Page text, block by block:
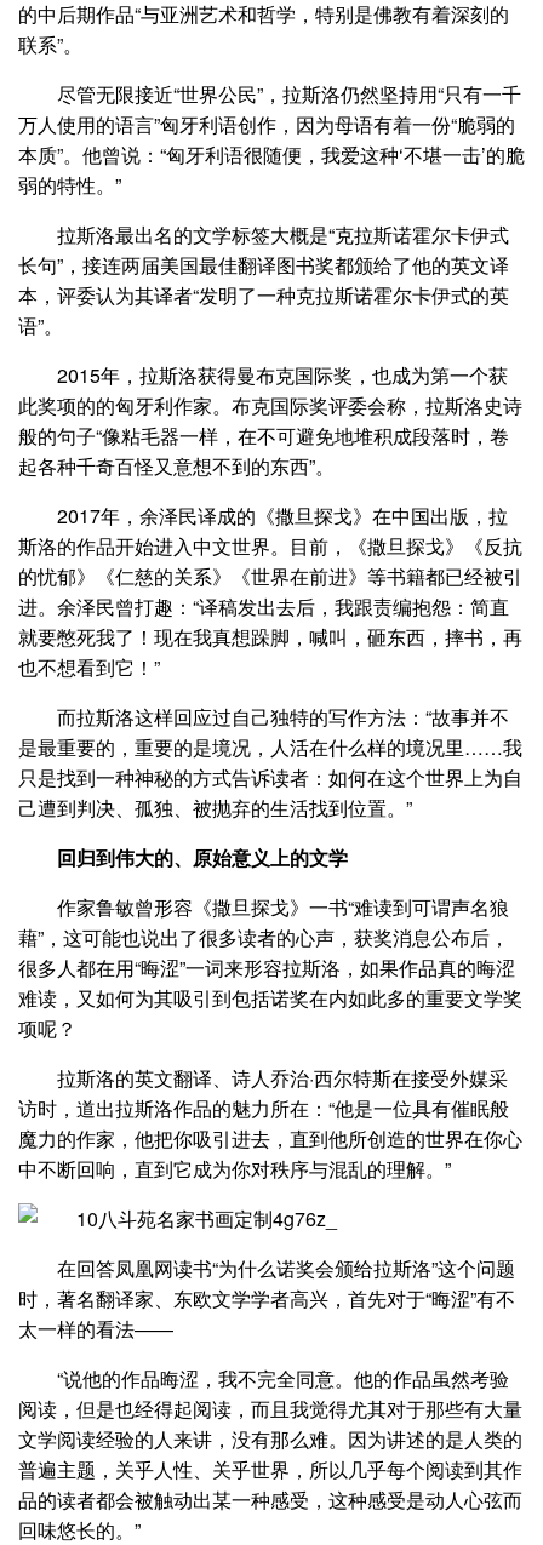
的中后期作品“与亚洲艺术和哲学，特别是佛教有着深刻的
联系”。
尽管无限接近“世界公民”，拉斯洛仍然坚持用“只有一千
万人使用的语言”匈牙利语创作，因为母语有着一份“脆弱的
本质”。他曾说：“匈牙利语很随便，我爱这种‘不堪一击’的脆
弱的特性。”
拉斯洛最出名的文学标签大概是“克拉斯诺霍尔卡伊式
长句”，接连两届美国最佳翻译图书奖都颁给了他的英文译
本，评委认为其译者“发明了一种克拉斯诺霍尔卡伊式的英
语”。
2015年，拉斯洛获得曼布克国际奖，也成为第一个获
此奖项的的匈牙利作家。布克国际奖评委会称，拉斯洛史诗
般的句子“像粘毛器一样，在不可避免地堆积成段落时，卷
起各种千奇百怪又意想不到的东西”。
2017年，余泽民译成的《撒旦探戈》在中国出版，拉
斯洛的作品开始进入中文世界。目前，《撒旦探戈》《反抗
的忧郁》《仁慈的关系》《世界在前进》等书籍都已经被引
进。余泽民曾打趣：“译稿发出去后，我跟责编抱怨：简直
就要憋死我了！现在我真想跺脚，喊叫，砸东西，摔书，再
也不想看到它！”
而拉斯洛这样回应过自己独特的写作方法：“故事并不
是最重要的，重要的是境况，人活在什么样的境况里……我
只是找到一种神秘的方式告诉读者：如何在这个世界上为自
己遭到判决、孤独、被抛弃的生活找到位置。”
回归到伟大的、原始意义上的文学
作家鲁敏曾形容《撒旦探戈》一书“难读到可谓声名狼
藉”，这可能也说出了很多读者的心声，获奖消息公布后，
很多人都在用“晦涩”一词来形容拉斯洛，如果作品真的晦涩
难读，又如何为其吸引到包括诺奖在内如此多的重要文学奖
项呢？
拉斯洛的英文翻译、诗人乔治·西尔特斯在接受外媒采
访时，道出拉斯洛作品的魅力所在：“他是一位具有催眠般
魔力的作家，他把你吸引进去，直到他所创造的世界在你心
中不断回响，直到它成为你对秩序与混乱的理解。”
在回答凤凰网读书“为什么诺奖会颁给拉斯洛”这个问题
时，著名翻译家、东欧文学学者高兴，首先对于“晦涩”有不
太一样的看法——
“说他的作品晦涩，我不完全同意。他的作品虽然考验
阅读，但是也经得起阅读，而且我觉得尤其对于那些有大量
文学阅读经验的人来讲，没有那么难。因为讲述的是人类的
普遍主题，关乎人性、关乎世界，所以几乎每个阅读到其作
品的读者都会被触动出某一种感受，这种感受是动人心弦而
回味悠长的。”